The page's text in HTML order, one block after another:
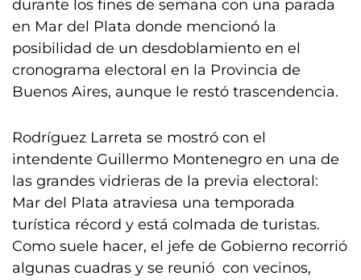
durante los fines de semana con una parada
en Mar del Plata donde mencionó la
posibilidad de un desdoblamiento en el
cronograma electoral en la Provincia de
Buenos Aires, aunque le restó trascendencia.
Rodríguez Larreta se mostró con el
intendente Guillermo Montenegro en una de
las grandes vidrieras de la previa electoral:
Mar del Plata atraviesa una temporada
turística récord y está colmada de turistas.
Como suele hacer, el jefe de Gobierno recorrió
algunas cuadras y se reunió con vecinos,